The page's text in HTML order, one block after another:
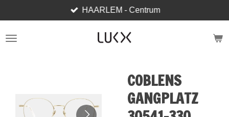
direct
naar
HAARLEM - Centrum
COBLENS
GANGPLATZ